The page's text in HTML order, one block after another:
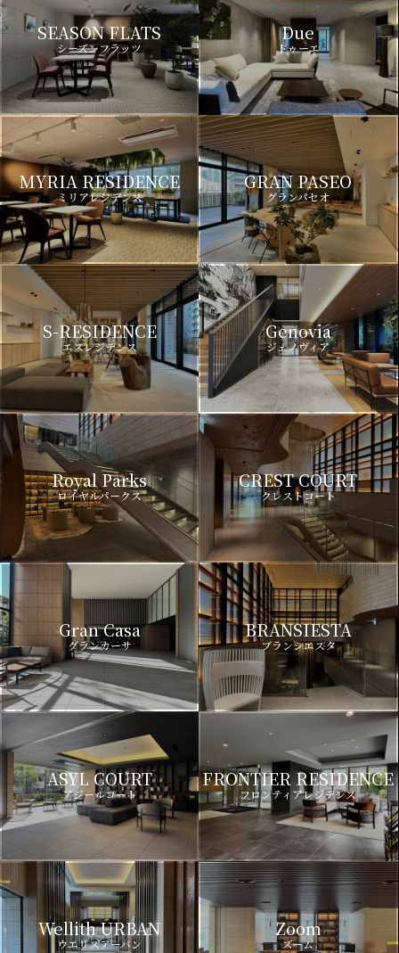
SEASON FLATS
シーズンフラッツ
Due
ドゥーエ
MYRIA RESIDENCE
ミリアレジデンス
GRAN PASEO
グランパセオ
S-RESIDENCE
エスレジデンス
Genovia
ジェノヴィア
Royal Parks
ロイヤルパークス
CREST COURT
クレストコート
Gran Casa
グランカーサ
BRANSIESTA
ブランシエスタ
ASYL COURT
アジールコート
FRONTIER RESIDENCE
フロンティアレジデンス
Wellith URBAN
ウエリスアーバン
Zoom
ズーム